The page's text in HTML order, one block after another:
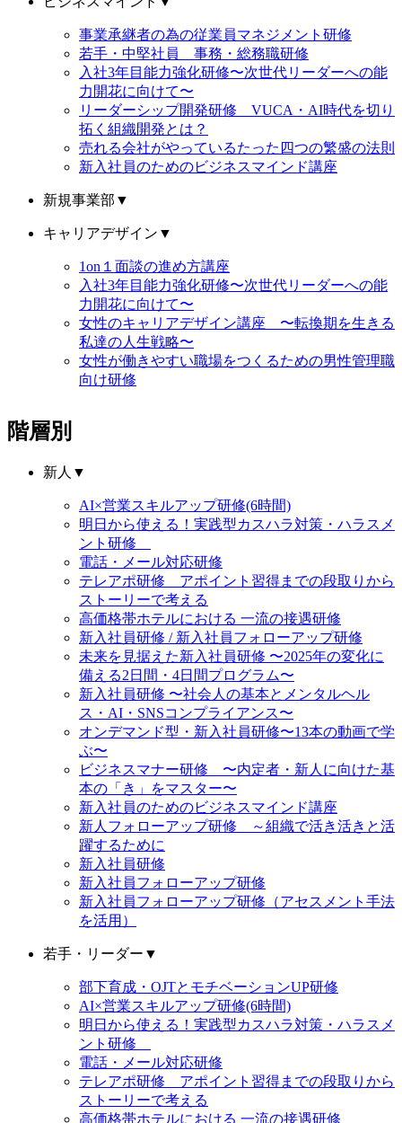
事業承継者の為の従業員マネジメント研修
若手・中堅社員 事務・総務職研修
入社3年目能力強化研修〜次世代リーダーへの能
力開花に向けて〜
リーダーシップ開発研修 VUCA・AI時代を切り
拓く組織開発とは？
売れる会社がやっているたった四つの繁盛の法則
新入社員のためのビジネスマインド講座
新規事業部 ▼
キャリアデザイン ▼
1on１面談の進め方講座
入社3年目能力強化研修〜次世代リーダーへの能
力開花に向けて〜
女性のキャリアデザイン講座 〜転換期を生きる
私達の人生戦略〜
女性が働きやすい職場をつくるための男性管理職
向け研修
階層別
新人 ▼
AI×営業スキルアップ研修(6時間)
明日から使える！実践型カスハラ対策・ハラスメ
ント研修
電話・メール対応研修
テレアポ研修 アポイント習得までの段取りから
ストーリーで考える
高価格帯ホテルにおける 一流の接遇研修
新入社員研修 / 新入社員フォローアップ研修
未来を見据えた新入社員研修 〜2025年の変化に
備える2日間・4日間プログラム〜
新入社員研修 〜社会人の基本とメンタルヘル
ス・AI・SNSコンプライアンス〜
オンデマンド型・新入社員研修〜13本の動画で学
ぶ〜
ビジネスマナー研修 〜内定者・新人に向けた基
本の「き」をマスター〜
新入社員のためのビジネスマインド講座
新人フォローアップ研修 ～組織で活き活きと活
躍するために
新入社員研修
新入社員フォローアップ研修
新入社員フォローアップ研修（アセスメント手法
を活用）
若手・リーダー ▼
部下育成・OJTとモチベーションUP研修
AI×営業スキルアップ研修(6時間)
明日から使える！実践型カスハラ対策・ハラスメ
ント研修
電話・メール対応研修
テレアポ研修 アポイント習得までの段取りから
ストーリーで考える
高価格帯ホテルにおける 一流の接遇研修